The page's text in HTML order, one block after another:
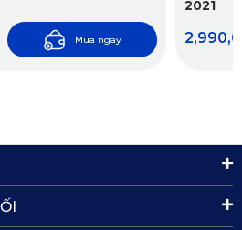
và da bò mang đến vẻ cao cấp,
cúng, giúp nội thất KIA Xceed nổi
Mua ngay
2021